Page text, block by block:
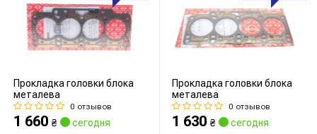
Прокладка головки блока
металева
0 отзывов
1 660 ₴ сегодня
Прокладка головки блока
металева
0 отзывов
1 630 ₴ сегодня